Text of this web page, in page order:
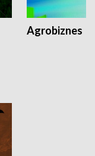
Agrobiznes